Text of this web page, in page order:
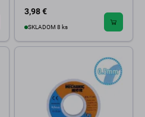
3,98 €
SKLADOM 8 ks